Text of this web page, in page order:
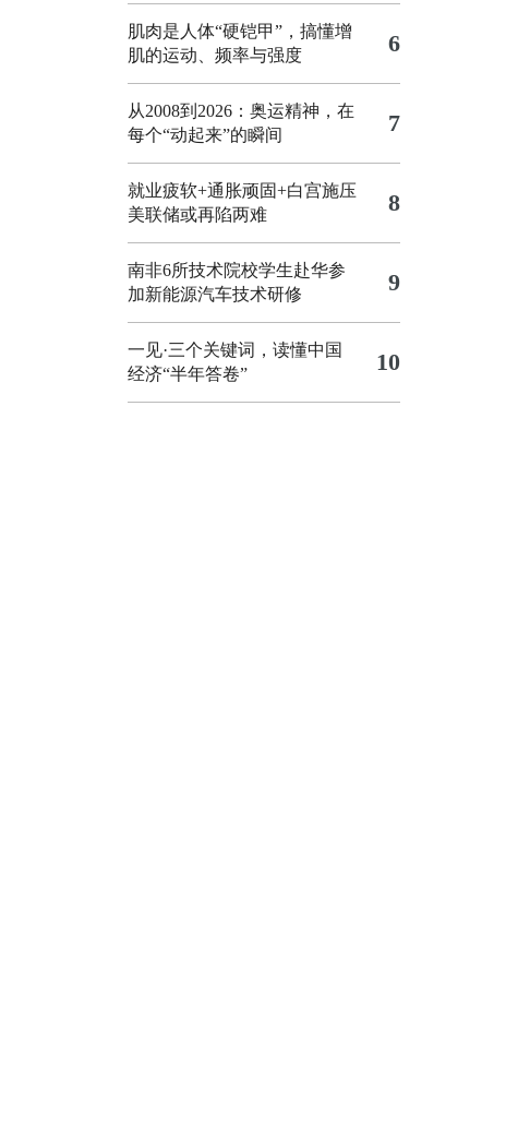
肌肉是人体“硬铠甲”，搞懂增
肌的运动、频率与强度
6
从2008到2026：奥运精神，在
每个“动起来”的瞬间
7
就业疲软+通胀顽固+白宫施压
美联储或再陷两难
8
南非6所技术院校学生赴华参
加新能源汽车技术研修
9
一见·三个关键词，读懂中国
经济“半年答卷”
10